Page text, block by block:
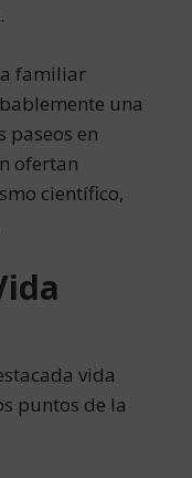
familiar
una
paseos en
ofertan
científico,
vida
puntos de la